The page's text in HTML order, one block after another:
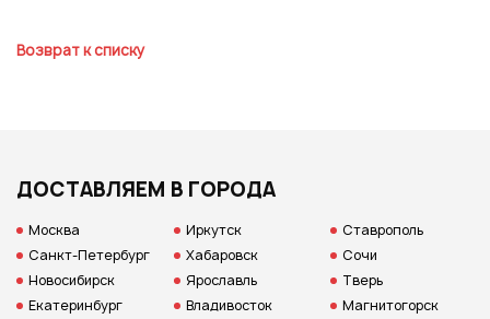
Возврат к списку
ДОСТАВЛЯЕМ В ГОРОДА
Москва
Санкт-Петербург
Новосибирск
Екатеринбург
Иркутск
Хабаровск
Ярославль
Владивосток
Ставрополь
Сочи
Тверь
Магнитогорск